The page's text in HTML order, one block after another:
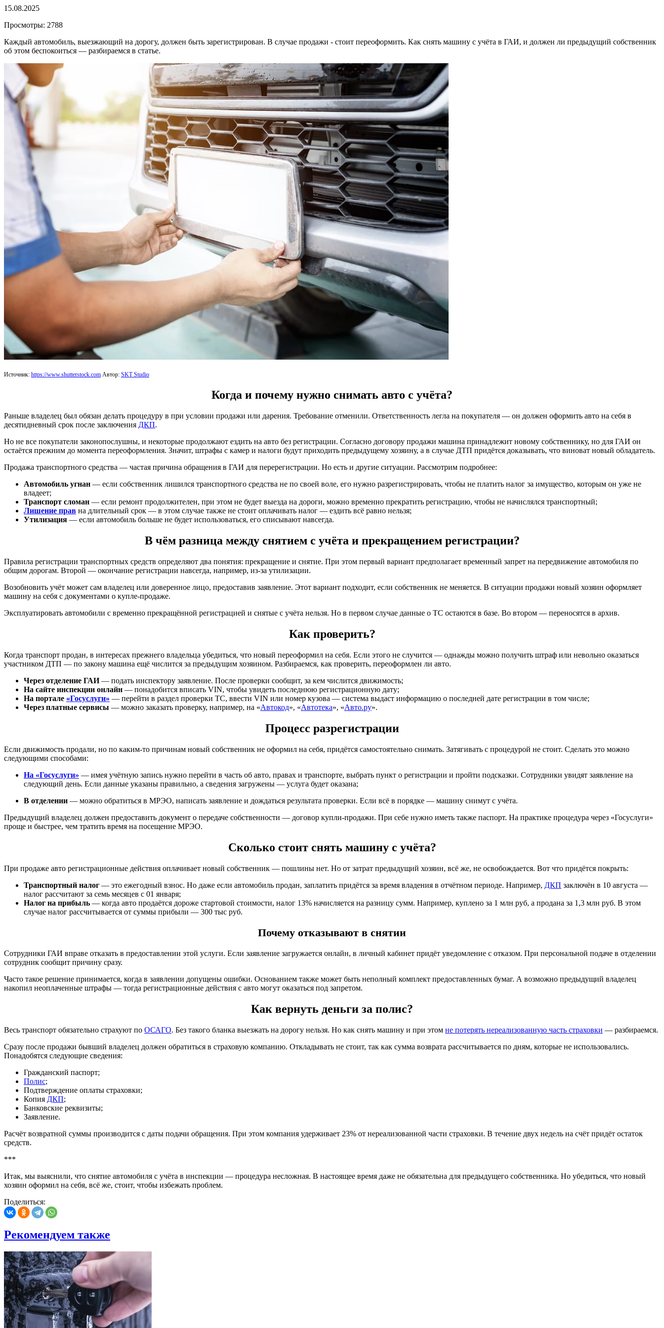
15.08.2025
Просмотры: 2788
Каждый автомобиль, выезжающий на дорогу, должен быть зарегистрирован. В случае продажи - стоит переоформить. Как снять машину с учёта в ГАИ, и должен ли предыдущий собственник
об этом беспокоиться — разбираемся в статье.
Источник: https://www.shutterstock.com Автор: SKT Studio
Когда и почему нужно снимать авто с учёта?
Раньше владелец был обязан делать процедуру в при условии продажи или дарения. Требование отменили. Ответственность легла на покупателя — он должен оформить авто на себя в
десятидневный срок после заключения ДКП.
Но не все покупатели законопослушны, и некоторые продолжают ездить на авто без регистрации. Согласно договору продажи машина принадлежит новому собственнику, но для ГАИ он
остаётся прежним до момента переоформления. Значит, штрафы с камер и налоги будут приходить предыдущему хозяину, а в случае ДТП придётся доказывать, что виноват новый обладатель.
Продажа транспортного средства — частая причина обращения в ГАИ для перерегистрации. Но есть и другие ситуации. Рассмотрим подробнее:
Автомобиль угнан — если собственник лишился транспортного средства не по своей воле, его нужно разрегистрировать, чтобы не платить налог за имущество, которым он уже не
владеет;
Транспорт сломан — если ремонт продолжителен, при этом не будет выезда на дороги, можно временно прекратить регистрацию, чтобы не начислялся транспортный;
Лишение прав на длительный срок — в этом случае также не стоит оплачивать налог — ездить всё равно нельзя;
Утилизация — если автомобиль больше не будет использоваться, его списывают навсегда.
В чём разница между снятием с учёта и прекращением регистрации?
Правила регистрации транспортных средств определяют два понятия: прекращение и снятие. При этом первый вариант предполагает временный запрет на передвижение автомобиля по
общим дорогам. Второй — окончание регистрации навсегда, например, из-за утилизации.
Возобновить учёт может сам владелец или доверенное лицо, предоставив заявление. Этот вариант подходит, если собственник не меняется. В ситуации продажи новый хозяин оформляет
машину на себя с документами о купле-продаже.
Эксплуатировать автомобили с временно прекращённой регистрацией и снятые с учёта нельзя. Но в первом случае данные о ТС остаются в базе. Во втором — переносятся в архив.
Как проверить?
Когда транспорт продан, в интересах прежнего владельца убедиться, что новый переоформил на себя. Если этого не случится — однажды можно получить штраф или невольно оказаться
участником ДТП — по закону машина ещё числится за предыдущим хозяином. Разбираемся, как проверить, переоформлен ли авто.
Через отделение ГАИ— подать инспектору заявление. После проверки сообщит, за кем числится движимость;
На сайте инспекции онлайн — понадобится вписать VIN, чтобы увидеть последнюю регистрационную дату;
На портале «Госуслуги» — перейти в раздел проверки ТС, ввести VIN или номер кузова — система выдаст информацию о последней дате регистрации в том числе;
Через платные сервисы — можно заказать проверку, например, на «Автокод», «Автотека», «Авто.ру».
Процесс разрегистрации
Если движимость продали, но по каким-то причинам новый собственник не оформил на себя, придётся самостоятельно снимать. Затягивать с процедурой не стоит. Сделать это можно
следующими способами:
На «Госуслуги» — имея учётную запись нужно перейти в часть об авто, правах и транспорте, выбрать пункт о регистрации и пройти подсказки. Сотрудники увидят заявление на
следующий день. Если данные указаны правильно, а сведения загружены — услуга будет оказана;
В отделении — можно обратиться в МРЭО, написать заявление и дождаться результата проверки. Если всё в порядке — машину снимут с учёта.
Предыдущий владелец должен предоставить документ о передаче собственности — договор купли-продажи. При себе нужно иметь также паспорт. На практике процедура через «Госуслуги»
проще и быстрее, чем тратить время на посещение МРЭО.
Сколько стоит снять машину с учёта?
При продаже авто регистрационные действия оплачивает новый собственник — пошлины нет. Но от затрат предыдущий хозяин, всё же, не освобождается. Вот что придётся покрыть:
Транспортный налог — это ежегодный взнос. Но даже если автомобиль продан, заплатить придётся за время владения в отчётном периоде. Например, ДКП заключён в 10 августа —
налог рассчитают за семь месяцев с 01 января;
Налог на прибыль — когда авто продаётся дороже стартовой стоимости, налог 13% начисляется на разницу сумм. Например, куплено за 1 млн руб, а продана за 1,3 млн руб. В этом
случае налог рассчитывается от суммы прибыли — 300 тыс руб.
Почему отказывают в снятии
Сотрудники ГАИ вправе отказать в предоставлении этой услуги. Если заявление загружается онлайн, в личный кабинет придёт уведомление с отказом. При персональной подаче в отделении
сотрудник сообщит причину сразу.
Часто такое решение принимается, когда в заявлении допущены ошибки. Основанием также может быть неполный комплект предоставленных бумаг. А возможно предыдущий владелец
накопил неоплаченные штрафы — тогда регистрационные действия с авто могут оказаться под запретом.
Как вернуть деньги за полис?
Весь транспорт обязательно страхуют по ОСАГО. Без такого бланка выезжать на дорогу нельзя. Но как снять машину и при этом не потерять нереализованную часть страховки — разбираемся.
Сразу после продажи бывший владелец должен обратиться в страховую компанию. Откладывать не стоит, так как сумма возврата рассчитывается по дням, которые не использовались.
Понадобятся следующие сведения:
Гражданский паспорт;
Полис;
Подтверждение оплаты страховки;
Копия ДКП;
Банковские реквизиты;
Заявление.
Расчёт возвратной суммы производится с даты подачи обращения. При этом компания удерживает 23% от нереализованной части страховки. В течение двух недель на счёт придёт остаток
средств.
***
Итак, мы выяснили, что снятие автомобиля с учёта в инспекции — процедура несложная. В настоящее время даже не обязательна для предыдущего собственника. Но убедиться, что новый
хозяин оформил на себя, всё же, стоит, чтобы избежать проблем.
Поделиться:
Рекомендуем также